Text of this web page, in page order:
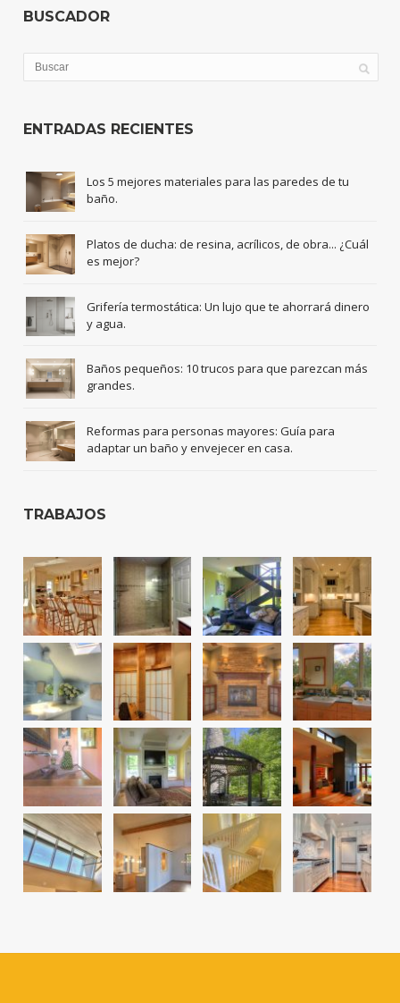
BUSCADOR
ENTRADAS RECIENTES
Los 5 mejores materiales para las paredes de tu
baño.
Platos de ducha: de resina, acrílicos, de obra... ¿Cuál
es mejor?
Grifería termostática: Un lujo que te ahorrará dinero
y agua.
Baños pequeños: 10 trucos para que parezcan más
grandes.
Reformas para personas mayores: Guía para
adaptar un baño y envejecer en casa.
TRABAJOS